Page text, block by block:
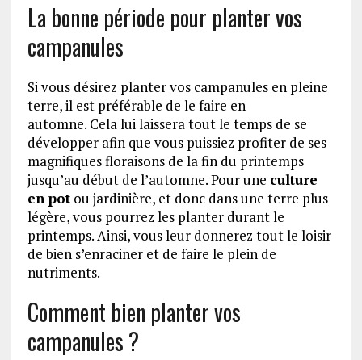
La bonne période pour planter vos
campanules
Si vous désirez planter vos campanules en pleine
terre, il est préférable de le faire en
automne. Cela lui laissera tout le temps de se
développer afin que vous puissiez profiter de ses
magnifiques floraisons de la fin du printemps
jusqu’au début de l’automne. Pour une culture
en potou jardinière, et donc dans une terre plus
légère, vous pourrez les planter durant le
printemps. Ainsi, vous leur donnerez tout le loisir
de bien s’enraciner et de faire le plein de
nutriments.
Comment bien planter vos
campanules ?